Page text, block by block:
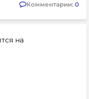
Комментарии: 0
на